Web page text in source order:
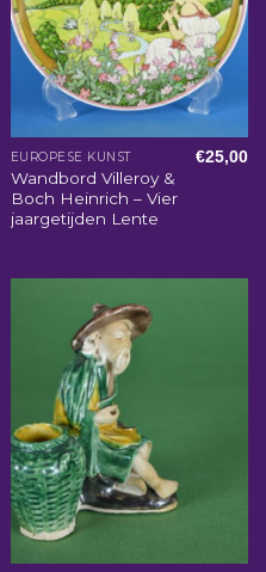
EUROPESE KUNST
Wandbord Villeroy &
Boch Heinrich – Vier
jaargetijden Lente
€25,00